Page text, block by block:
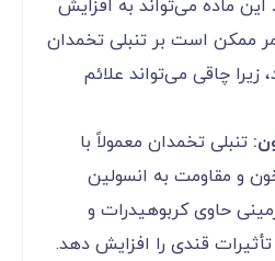
ماده می‌تواند به افزایش
ممکن است بر تنبلی تخمدان
زیرا چاقی می‌تواند علائم
تنبلی تخمدان معمولاً با
و مقاومت به انسولین
حاوی کربوهیدرات و
قندی را افزایش دهد.